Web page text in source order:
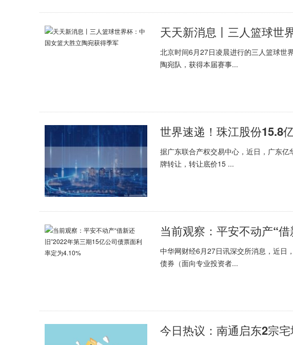
北京时间6月27日凌晨进行的三人篮球世
陶宛队，获得本届赛事...
据广东联合产权交易中心，近日，广东
牌转让，转让底价15 ...
中华网财经6月27日讯深交所消息，近日
债券（面向专业投资者...